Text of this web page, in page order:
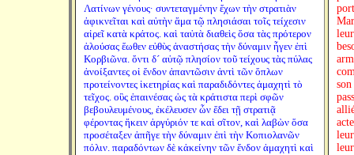
Λατίνων γένους· συντεταγμένην ἔχων τὴν στρατιὰν
ἀφικνεῖται καὶ αὐτὴν ἅμα τῷ πλησιάσαι τοῖς τείχεσιν
αἱρεῖ κατὰ κράτος. καὶ ταὐτὰ διαθεὶς ὅσα τὰς πρότερον
ἁλούσας ἕωθεν εὐθὺς ἀναστήσας τὴν δύναμιν ἦγεν ἐπὶ
Κορβιῶνα. ὄντι δ´ αὐτῷ πλησίον τοῦ τείχους τὰς πύλας
ἀνοίξαντες οἱ ἔνδον ἀπαντῶσιν ἀντὶ τῶν ὅπλων
προτείνοντες ἱκετηρίας καὶ παραδιδόντες ἀμαχητὶ τὸ
τεῖχος. οὓς ἐπαινέσας ὡς τὰ κράτιστα περὶ σφῶν
βεβουλευμένους, ἐκέλευσεν ὧν ἔδει τῇ στρατιᾷ
φέροντας ἥκειν ἀργύριόν τε καὶ σῖτον, καὶ λαβὼν ὅσα
προσέταξεν ἀπῆγε τὴν δύναμιν ἐπὶ τὴν Κοπιολανῶν
πόλιν. παραδόντων δὲ κἀκείνην τῶν ἔνδον ἀμαχητὶ καὶ